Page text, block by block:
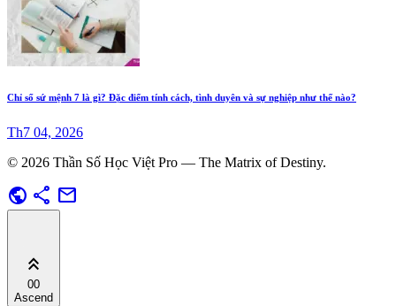
Chỉ số sứ mệnh 7 là gì? Đặc điểm tính cách, tình duyên và sự nghiệp như thế nào?
Th7 04, 2026
© 2026 Thần Số Học Việt Pro — The Matrix of Destiny.
public share mail
keyboard_double_arrow_up
00
Ascend